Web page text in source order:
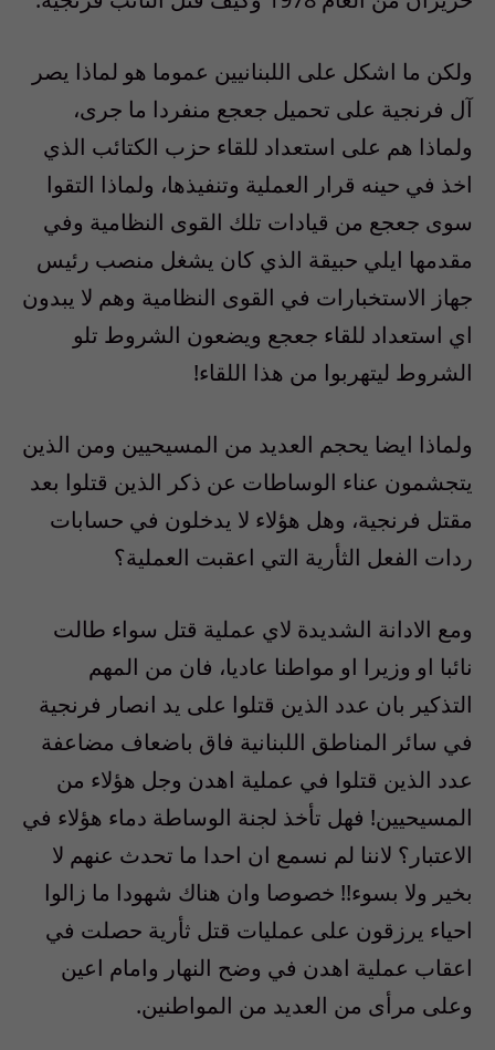
ولكن ما اشكل على اللبنانيين عموما هو لماذا يصر
آل فرنجية على تحميل جعجع منفردا ما جرى،
ولماذا هم على استعداد للقاء حزب الكتائب الذي
اخذ في حينه قرار العملية وتنفيذها، ولماذا التقوا
سوى جعجع من قيادات تلك القوى النظامية وفي
مقدمها ايلي حبيقة الذي كان يشغل منصب رئيس
جهاز الاستخبارات في القوى النظامية وهم لا يبدون
اي استعداد للقاء جعجع ويضعون الشروط تلو
الشروط ليتهربوا من هذا اللقاء!
ولماذا ايضا يحجم العديد من المسيحيين ومن الذين
يتجشمون عناء الوساطات عن ذكر الذين قتلوا بعد
مقتل فرنجية، وهل هؤلاء لا يدخلون في حسابات
ردات الفعل الثأرية التي اعقبت العملية؟
ومع الادانة الشديدة لاي عملية قتل سواء طالت
نائبا او وزيرا او مواطنا عاديا، فان من المهم
التذكير بان عدد الذين قتلوا على يد انصار فرنجية
في سائر المناطق اللبنانية فاق باضعاف مضاعفة
عدد الذين قتلوا في عملية اهدن وجل هؤلاء من
المسيحيين! فهل تأخذ لجنة الوساطة دماء هؤلاء في
الاعتبار؟ لاننا لم نسمع ان احدا ما تحدث عنهم لا
بخير ولا بسوء!! خصوصا وان هناك شهودا ما زالوا
احياء يرزقون على عمليات قتل ثأرية حصلت في
اعقاب عملية اهدن في وضح النهار وامام اعين
وعلى مرأى من العديد من المواطنين.